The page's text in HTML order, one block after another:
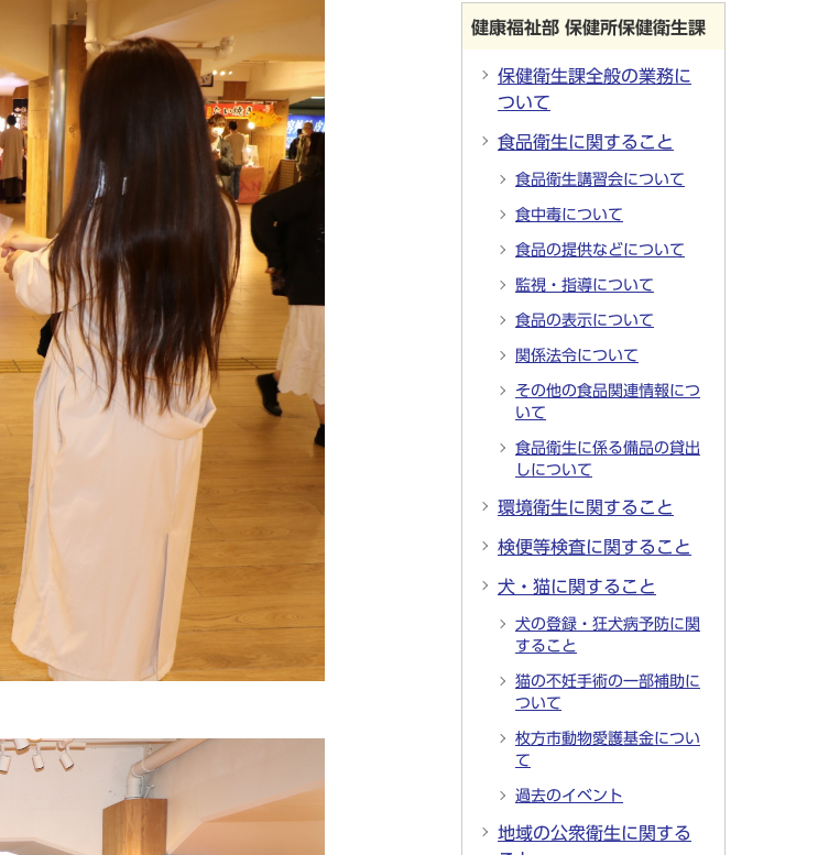
健康福祉部 保健所保健衛生課
保健衛生課全般の業務に
ついて
食品衛生に関すること
食品衛生講習会について
食中毒について
食品の提供などについて
監視・指導について
食品の表示について
関係法令について
その他の食品関連情報につ
いて
食品衛生に係る備品の貸出
しについて
環境衛生に関すること
検便等検査に関すること
犬・猫に関すること
犬の登録・狂犬病予防に関
すること
猫の不妊手術の一部補助に
ついて
枚方市動物愛護基金につい
て
過去のイベント
地域の公衆衛生に関する